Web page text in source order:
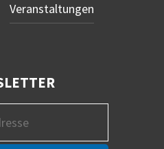
Veranstaltungen